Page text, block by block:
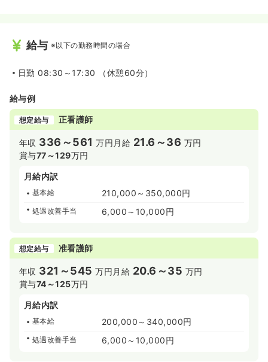
給与 ※以下の勤務時間の場合
日勤 08:30～17:30 （休憩60分）
給与例
想定給与 正看護師
年収 336～561 万円 月給 21.6～36 万円
賞与77～129万円
月給内訳
基本給 210,000～350,000円
処遇改善手当 6,000～10,000円
想定給与 准看護師
年収 321～545 万円 月給 20.6～35 万円
賞与74～125万円
月給内訳
基本給 200,000～340,000円
処遇改善手当 6,000～10,000円